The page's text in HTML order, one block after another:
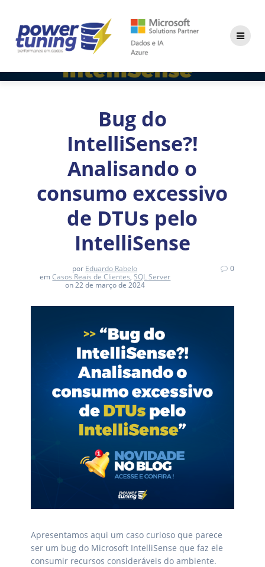
to
content
Bug do
IntelliSense?!
Analisando o
consumo excessivo
de DTUs pelo
IntelliSense
por Eduardo Rabelo
emCasos Reais de Clientes,SQL Server
on 22 de março de 2024
0
Apresentamos aqui um caso curioso que parece
ser um bug do Microsoft IntelliSense que faz ele
consumir recursos consideráveis do ambiente.